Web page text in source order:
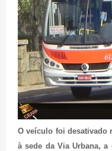
O veículo foi desativado
à sede da Via Urbana,